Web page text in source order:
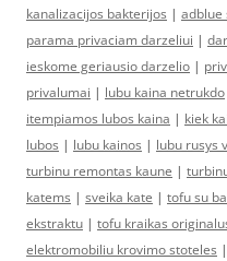
kanalizacijos bakterijos | adblue
parama privaciam darzeliui |
ieskome geriausio darzelio |
privalumai | lubu kaina netrukdo
itempiamos lubos kaina | kiek
lubos | lubu kainos | lubu rusys
turbinu remontas kaune |
katems | sveika kate | tofu su
ekstraktu | tofu kraikas
elektromobiliu krovimo stoteles |